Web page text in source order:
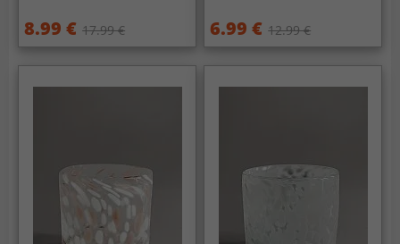
8.99 € 17.99 € 6.99 € 12.99 €